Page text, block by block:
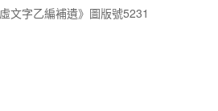
文字乙編補遺》圖版號5231